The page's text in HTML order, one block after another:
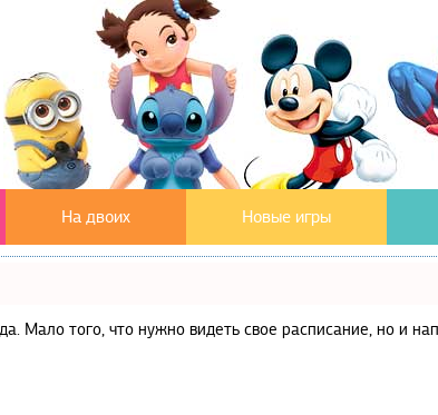
На двоих Новые игры
Мало того, что нужно видеть свое расписание, но и